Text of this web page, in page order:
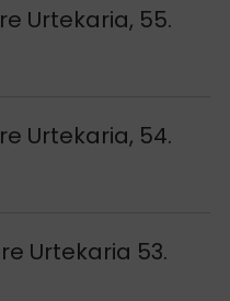
Urtekaria, 55.
Urtekaria, 54.
Urtekaria 53.